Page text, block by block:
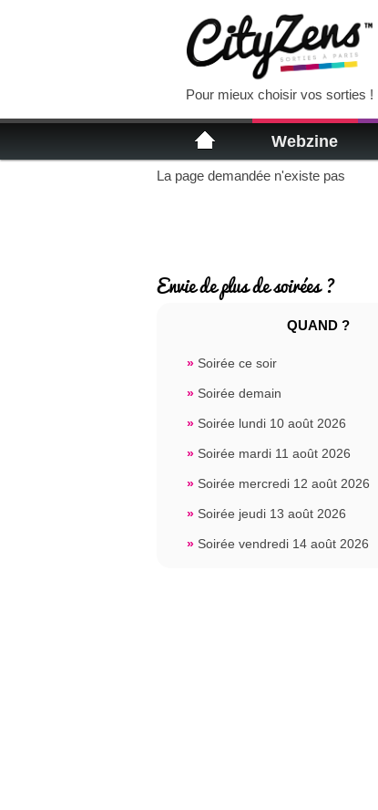
Pour mieux choisir vos sorties !
Webzine
La page demandée n'existe pas
Envie de plus de soirées ?
QUAND ?
» Soirée ce soir
» Soirée demain
» Soirée lundi 10 août 2026
» Soirée mardi 11 août 2026
» Soirée mercredi 12 août 2026
» Soirée jeudi 13 août 2026
» Soirée vendredi 14 août 2026